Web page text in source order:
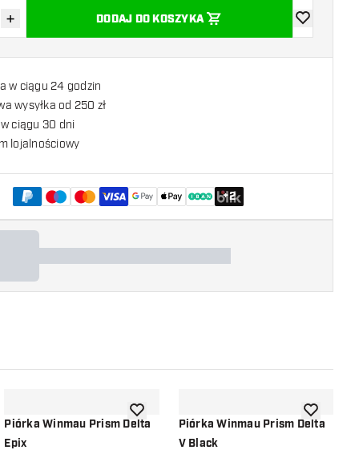
ilość
Zwiększ ilość
+ DODAJ DO KOSZYKA
dodaj do
w ciągu 24 godzin
wysyłka od 250 zł
ciągu 30 dni
lojalnościowy
+2
życzeń
Piórka Winmau Prism Delta
Epix
dodaj do listy życzeńPiórka Winmau Prism Delta
V Black
dodaj do